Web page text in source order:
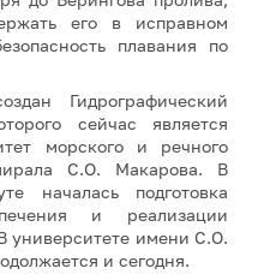
его в исправном
плавания по
Гидрографический
сейчас является
морского и речного
С.О. Макарова. В
началась подготовка
и реализации
университете имени С.О.
и сегодня.